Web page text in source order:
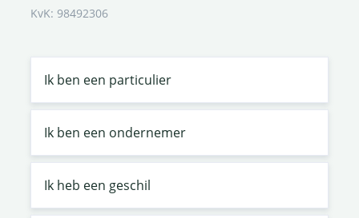
KvK: 98492306
Ik ben een particulier
Ik ben een ondernemer
Ik heb een geschil